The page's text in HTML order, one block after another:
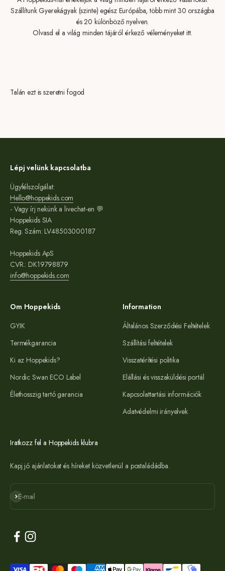
Szállítunk Gyerekágyak (szinte) egész Európába, több mint 30 országba
és 20 különböző nyelven.
Olvasd el a világ minden tájáról érkező véleményeket itt.
Talán ezt is szeretni fogod
Lépj velünk kapcsolatba
Ügyfélszolgálat:
Hello@hoppekids.com
- Vagy írj nekünk a livechat-en 💬
Hoppekids SIA
Reg. Szám: LV48503000187
Hoppekids ApS
CVR.: DK19798879
info@hoppekids.com
Om Hoppekids
GYIK
Termékgarancia
Ki az Hoppekids?
Nordic Swan ECO Label
Élethosszig tartó garancia
Information
Általános Szerződési Feltételek
Szállítási feltételek
Visszatérítési politika
Elállási és visszaküldési portál
Kapcsolattartási információk
Adatvédelmi irányelvek
Iratkozz fel a Hoppekids klubra
Kapj jó ajánlatokat és híreket közvetlenül a postaládádba.
E-mail
Feliratkozás